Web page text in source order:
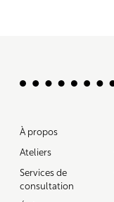
À propos
Ateliers
Services de
consultation